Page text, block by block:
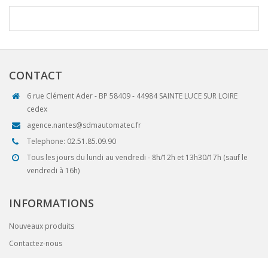
CONTACT
6 rue Clément Ader - BP 58409 - 44984 SAINTE LUCE SUR LOIRE
cedex
agence.nantes@sdmautomatec.fr
Telephone: 02.51.85.09.90
Tous les jours du lundi au vendredi - 8h/12h et 13h30/17h (sauf le
vendredi à 16h)
INFORMATIONS
Nouveaux produits
Contactez-nous